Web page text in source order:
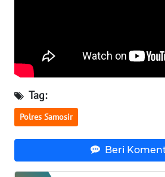
Tag:
Polres Samosir
Beri
TANJUNG
LESUNG
WN
KARO
WN